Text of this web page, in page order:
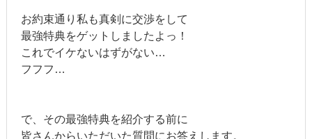
お約束通り私も真剣に交渉をして
最強特典をゲットしましたよっ！
これでイケないはずがない…
フフフ…
で、その最強特典を紹介する前に
皆さんからいただいた質問にお答えします。